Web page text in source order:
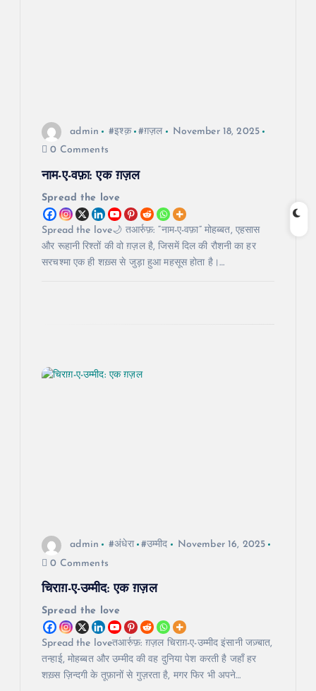
admin #इश्क़ #ग़ज़ल
November 18, 2025
0 Comments
नाम-ए-वफ़ा: एक ग़ज़ल
Spread the love
Spread the love🌙 तआर्रुफ़: “नाम-ए-वफ़ा” मोहब्बत, एहसास
और रूहानी रिश्तों की वो ग़ज़ल है, जिसमें दिल की रौशनी का हर
सरचश्मा एक ही शख़्स से जुड़ा हुआ महसूस होता है।…
admin #अंधेरा #उम्मीद
November 16, 2025
0 Comments
चिराग़-ए-उम्मीद: एक ग़ज़ल
Spread the love
Spread the loveतआर्रुफ़: ग़ज़ल चिराग़-ए-उम्मीद इंसानी जज़्बात,
तन्हाई, मोहब्बत और उम्मीद की वह दुनिया पेश करती है जहाँ हर
शख़्स ज़िन्दगी के तूफ़ानों से गुज़रता है, मगर फिर भी अपने…